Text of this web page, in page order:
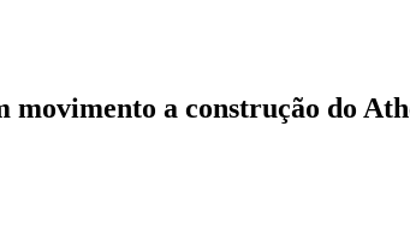
a construção do